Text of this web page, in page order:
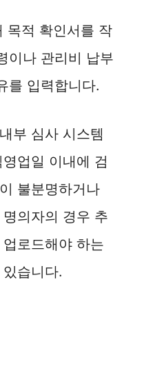
목적 확인서를 작
이나 관리비 납부
를 입력합니다.
부 심사 시스템
업일 이내에 검
불분명하거나
의자의 경우 추
로드해야 하는
습니다.